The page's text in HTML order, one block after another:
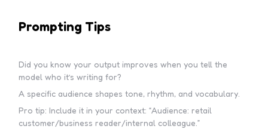
Prompting Tips
Did you know your output improves when you tell the
model who it’s writing for?
A specific audience shapes tone, rhythm, and vocabulary.
Pro tip: Include it in your context: “Audience: retail
customer/business reader/internal colleague.”